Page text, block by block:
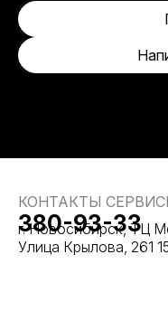
КОНТАКТЫ
г. Новосибирск, ТЦ
Улица Крылова, 261
380-93-33